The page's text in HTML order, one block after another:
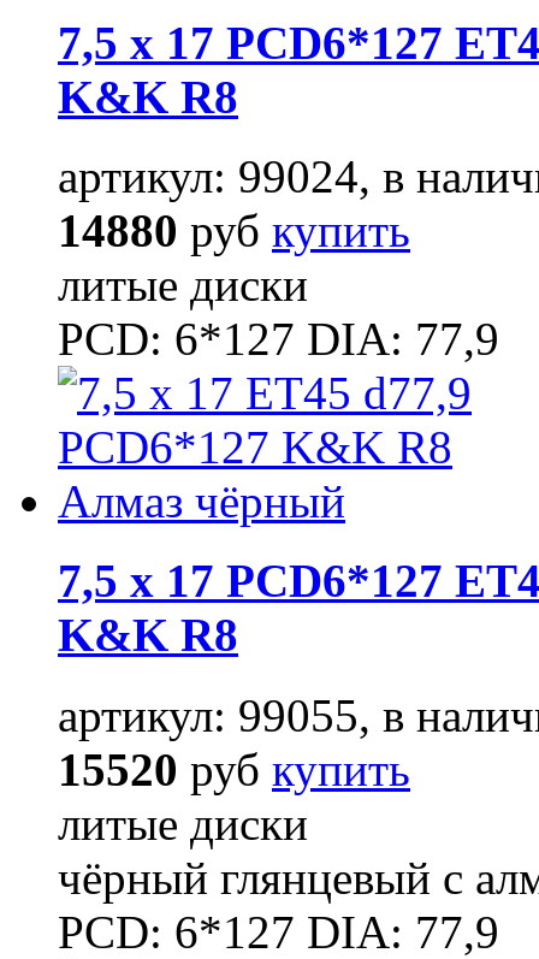
7,5 x 17 PCD6*127
K&K R8
артикул: 99024, в
14880 руб купить
литые диски
PCD: 6*127 DIA: 77,9
7,5 x 17 PCD6*127
K&K R8
артикул: 99055, в
15520 руб купить
литые диски
чёрный глянцевый с
PCD: 6*127 DIA: 77,9